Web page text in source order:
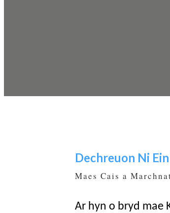
Dechreuon Ni
Maes Cais a
Ar hyn o bryd mae